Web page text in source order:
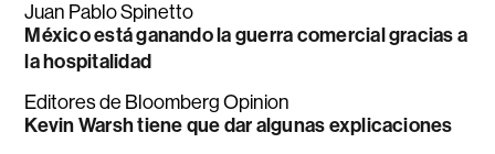
Juan Pablo Spinetto
México está ganando la guerra comercial gracias a
la hospitalidad
Editores de Bloomberg Opinion
Kevin Warsh tiene que dar algunas explicaciones